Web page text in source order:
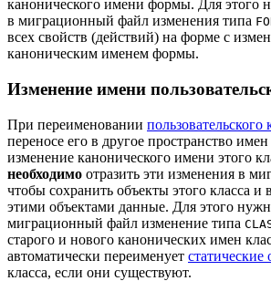
канонического имени формы. Для этого
в миграционный файл изменения типа
всех свойств (действий) на форме с
каноническим именем формы.
Изменение имени
При переименовании пользовательского
переносе его в другое пространство
изменение канонического имени этого
необходимо отразить эти изменения в
чтобы сохранить объекты этого класса и
этими объектами данные. Для этого
миграционный файл изменение типа
старого и нового канонических имен
автоматически переименует статические
класса, если они существуют.